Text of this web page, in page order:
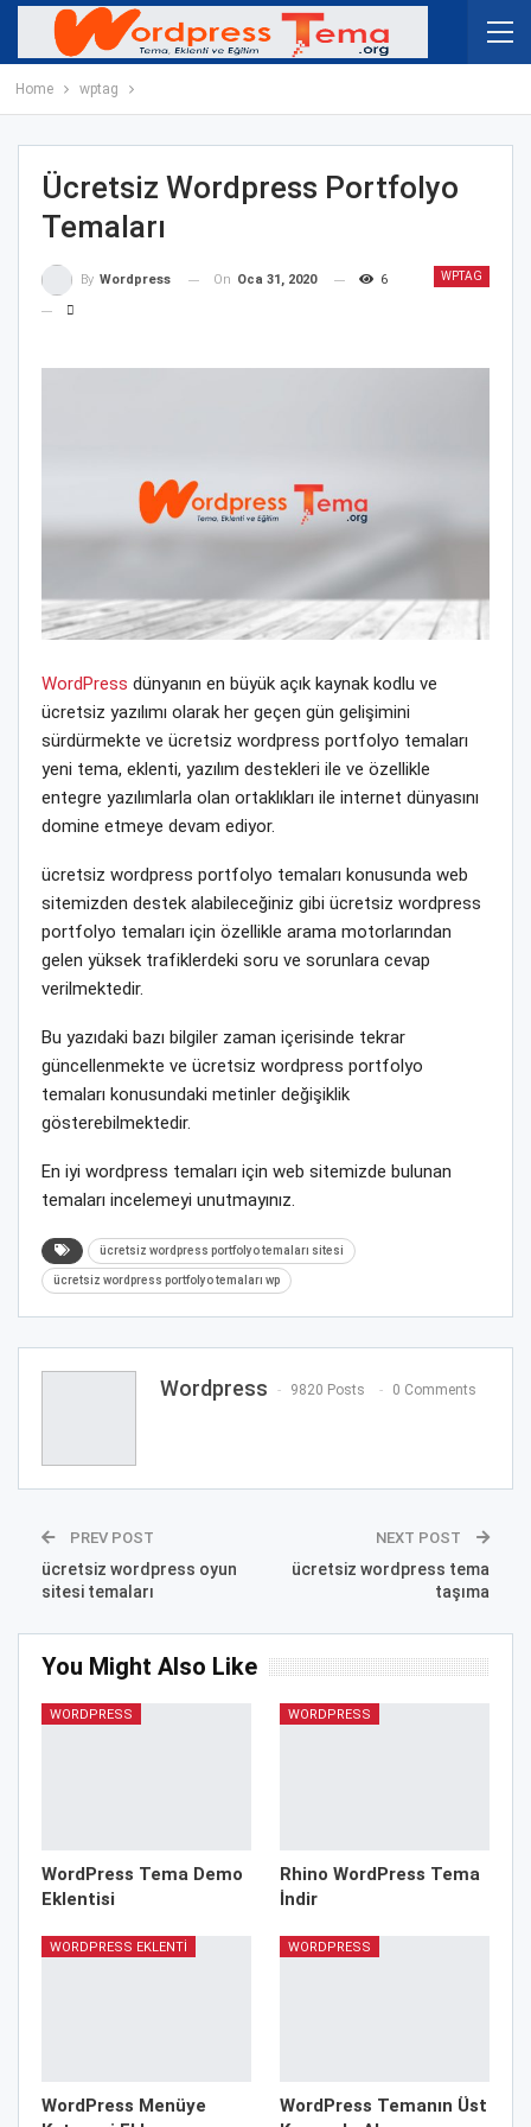
Home wptag
Ücretsiz Wordpress Portfolyo
Temaları
WPTAG
By Wordpress On Oca 31, 2020 6
WordPress dünyanın en büyük açık kaynak kodlu ve
ücretsiz yazılımı olarak her geçen gün gelişimini
sürdürmekte ve ücretsiz wordpress portfolyo temaları
yeni tema, eklenti, yazılım destekleri ile ve özellikle
entegre yazılımlarla olan ortaklıkları ile internet dünyasını
domine etmeye devam ediyor.
ücretsiz wordpress portfolyo temaları konusunda web
sitemizden destek alabileceğiniz gibi ücretsiz wordpress
portfolyo temaları için özellikle arama motorlarından
gelen yüksek trafiklerdeki soru ve sorunlara cevap
verilmektedir.
Bu yazıdaki bazı bilgiler zaman içerisinde tekrar
güncellenmekte ve ücretsiz wordpress portfolyo
temaları konusundaki metinler değişiklik
gösterebilmektedir.
En iyi wordpress temaları için web sitemizde bulunan
temaları incelemeyi unutmayınız.
ücretsiz wordpress portfolyo temaları sitesi
ücretsiz wordpress portfolyo temaları wp
Wordpress 9820 Posts 0 Comments
PREV POST
ücretsiz wordpress oyun
sitesi temaları
NEXT POST
ücretsiz wordpress tema
taşıma
You Might Also Like
WORDPRESS
WordPress Tema Demo
Eklentisi
WORDPRESS
Rhino WordPress Tema
İndir
WORDPRESS EKLENTI
WordPress Menüye
WORDPRESS
WordPress Temanın Üst